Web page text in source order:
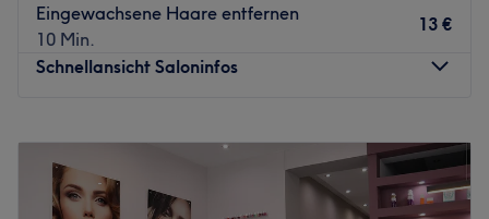
Eingewachsene Haare entfernen
10 Min.
13 €
Schnellansicht Saloninfos
10:00 –20:00
Mittwoch
10:00 – 20:00
Donnerstag
10:00 –20:00